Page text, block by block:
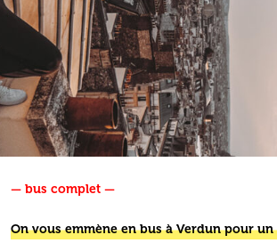
— bus complet —
On vous emmène en bus à Verdun pour